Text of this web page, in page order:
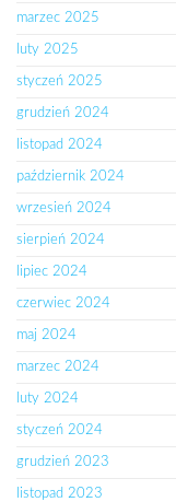
marzec 2025
luty 2025
styczeń 2025
grudzień 2024
listopad 2024
październik 2024
wrzesień 2024
sierpień 2024
lipiec 2024
czerwiec 2024
maj 2024
marzec 2024
luty 2024
styczeń 2024
grudzień 2023
listopad 2023